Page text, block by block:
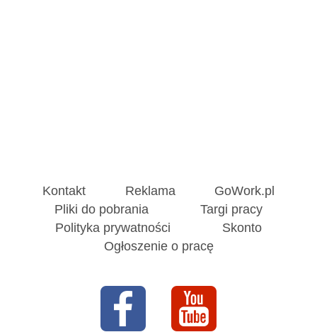
Kontakt Reklama
GoWork.pl
Pliki do pobrania
Targi pracy
Polityka prywatności
Skonto
Ogłoszenie o pracę